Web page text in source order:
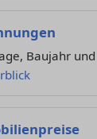
Baujahr und